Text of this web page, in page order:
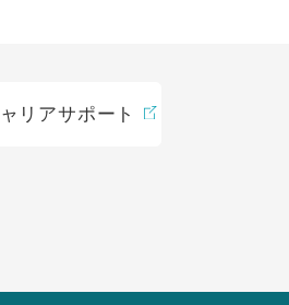
リアサポート